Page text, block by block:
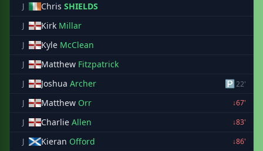
J Chris SHIELDS
J Kirk Millar
J Kyle McClean
J Matthew Fitzpatrick
J Joshua Archer 🅿22'
J
Matthew Orr
↓67'
J
Charlie Allen
↓83'
J
Kieran Offord ↓86'